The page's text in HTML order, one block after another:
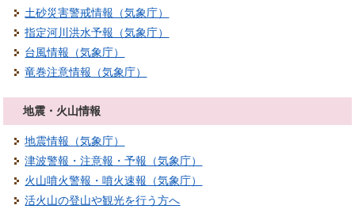
土砂災害警戒情報（気象庁）
指定河川洪水予報（気象庁）
台風情報（気象庁）
竜巻注意情報（気象庁）
地震・火山情報
地震情報（気象庁）
津波警報・注意報・予報（気象庁）
火山噴火警報・噴火速報（気象庁）
活火山の登山や観光を行う方へ